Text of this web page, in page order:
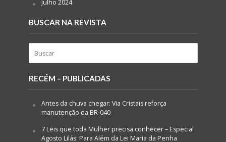
julho 2024
BUSCAR NA REVISTA
RECÉM – PUBLICADAS
Antes da chuva chegar: Via Cristais reforça
manutenção da BR-040
7 Leis que toda Mulher precisa conhecer – Especial
Agosto Lilás: Para Além da Lei Maria da Penha